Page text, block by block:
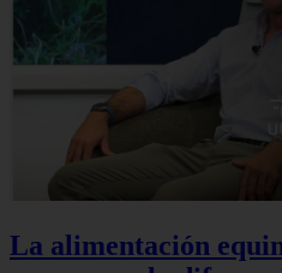
La alimentación